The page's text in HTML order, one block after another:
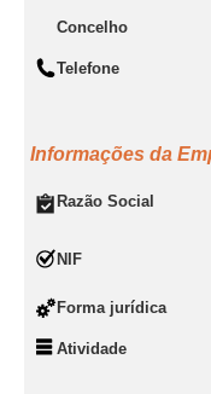
Concelho
Telefone
Informações da
Razão Social
NIF
Forma jurídica
Atividade